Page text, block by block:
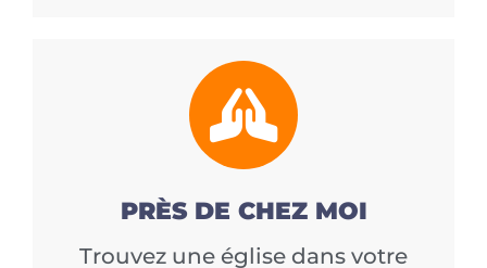
PRÈS DE CHEZ MOI
Trouvez une église dans votre